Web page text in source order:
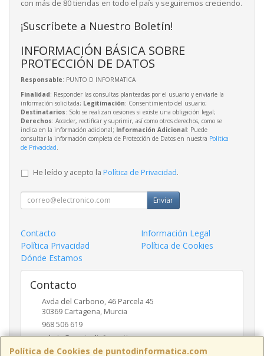
Política de Cookies de puntodinformatica.com
con más de 80 tiendas en todo el país y seguiremos creciendo.
¡Suscríbete a Nuestro Boletín!
INFORMACIÓN BÁSICA SOBRE
PROTECCIÓN DE DATOS
Responsable: PUNTO D INFORMATICA
Finalidad: Responder las consultas planteadas por el usuario y enviarle la
información solicitada; Legitimación: Consentimiento del usuario;
Destinatarios: Solo se realizan cesiones si existe una obligación legal;
Derechos: Acceder, rectificar y suprimir, así como otros derechos, como se
indica en la información adicional; Información Adicional: Puede
consultar la información completa de Protección de Datos en nuestra Política
de Privacidad
He leído y acepto la Política de Privacidad.
Enviar
Contacto
Información Legal
Política Privacidad
Política de Cookies
Dónde Estamos
Contacto
Avda del Carbono, 46 Parcela 45
30369 Cartagena, Murcia
968 506 619
admin@puntodinformatica.com